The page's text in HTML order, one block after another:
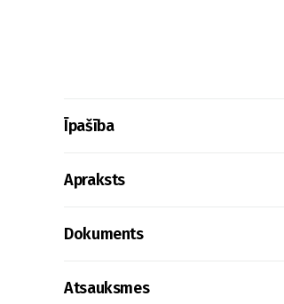
Īpašība
Apraksts
Dokuments
Atsauksmes